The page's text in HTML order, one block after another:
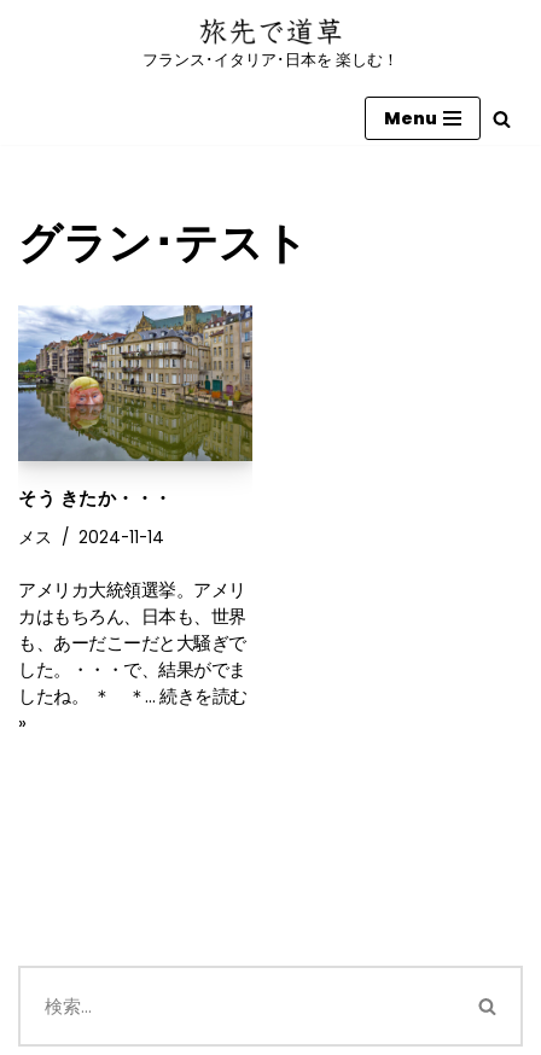
ス
キ
プ
フランス･イタリア･日本を 楽しむ！
Menu
グラン･テスト
そう きたか・・・
メス 2024-11-14
アメリカ大統領選挙。アメリ
カはもちろん、日本も、世界
も、あーだこーだと大騒ぎで
した。・・・で、結果がでま
したね。 ＊ ＊…続きを読む
»